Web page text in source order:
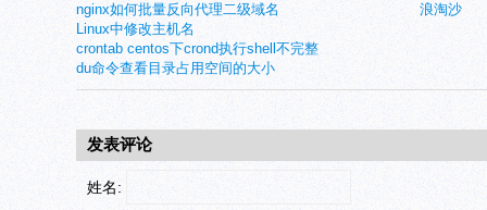
浪淘沙
nginx如何批量反向代理二级域名
Linux中修改主机名
crontab centos下crond执行shell不完整
du命令查看目录占用空间的大小
发表评论
姓名: